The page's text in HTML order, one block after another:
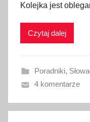
l
i
a
n
1
Kolejka jest
Czytaj dalej
Poradniki,
4 komentarze